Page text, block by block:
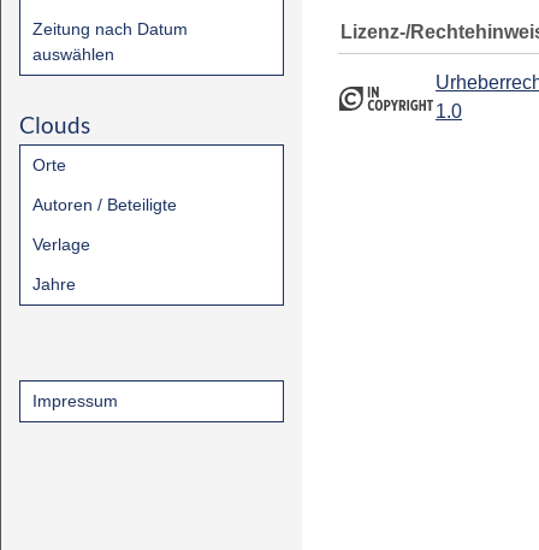
Zeitung nach Datum
auswählen
Clouds
Orte
Autoren / Beteiligte
Verlage
Jahre
Impressum
Lizenz-/
1.0